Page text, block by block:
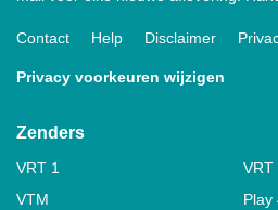
Contact Help Disclaimer
Privacy voorkeuren wijzigen
Zenders
VRT 1
VRT
VTM
Play